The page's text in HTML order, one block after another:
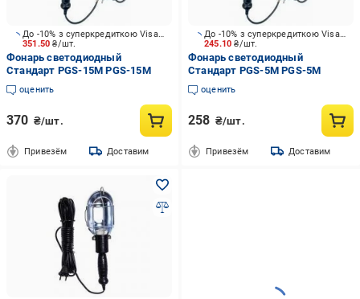
351.50₴/шт.
До -10% з суперкредиткою Visa Вигода
Фонарь светодиодный
Стандарт PGS-15M PGS-15M
оценить
370 ₴/шт.
Привезём Доставим
245.10₴/шт.
До -10% з суперкредиткою Visa Вигода
Фонарь светодиодный
Стандарт PGS-5M PGS-5M
оценить
258 ₴/шт.
Привезём Доставим